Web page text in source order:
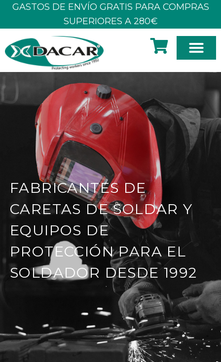
GASTOS DE ENVÍO GRATIS PARA COMPRAS
SUPERIORES A 280€
FABRICANTES DE
CARETAS DE SOLDAR Y
EQUIPOS DE
PROTECCIÓN PARA EL
SOLDADOR DESDE 1992